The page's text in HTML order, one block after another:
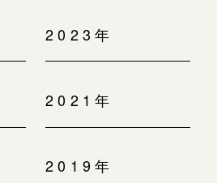
2023年
2021年
2019年